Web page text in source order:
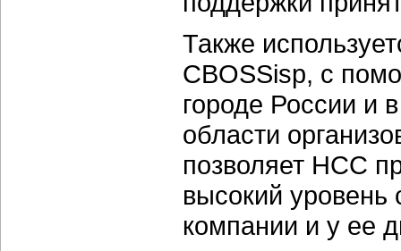
Также
CBOSSisp, с
городе России и
области
позволяет НСС
высокий уровень
компании и у ее